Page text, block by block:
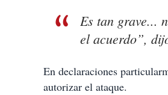
Es tan grave...
el acuerdo”,
En declaraciones
autorizar el ataque.